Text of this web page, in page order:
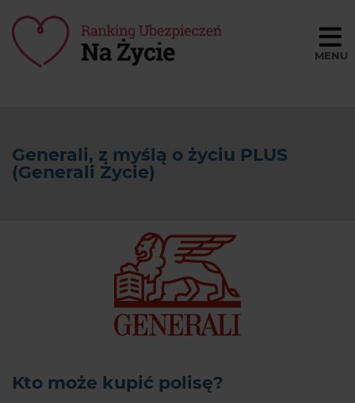
SŁOWNIK
REGULAMIN
KONTAKT
Generali, z myślą o życiu PLUS
(Generali Życie)
Kto może kupić polisę?